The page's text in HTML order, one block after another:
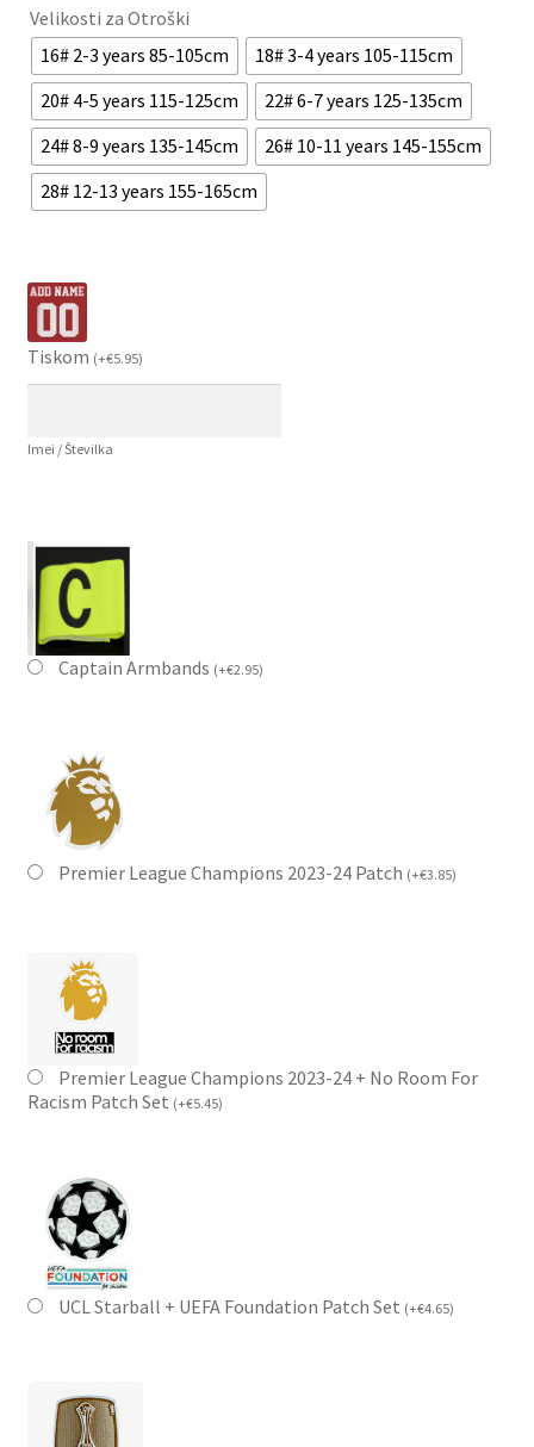
Velikosti za Otroški
16# 2-3 years 85-105cm
18# 3-4 years 105-115cm
20# 4-5 years 115-125cm
22# 6-7 years 125-135cm
24# 8-9 years 135-145cm
26# 10-11 years 145-155cm
28# 12-13 years 155-165cm
Tiskom (+€5.95)
Imei / Številka
Captain Armbands (+€2.95)
Premier League Champions 2023-24 Patch (+€3.85)
Premier League Champions 2023-24 + No Room For
Racism Patch Set (+€5.45)
UCL Starball + UEFA Foundation Patch Set (+€4.65)